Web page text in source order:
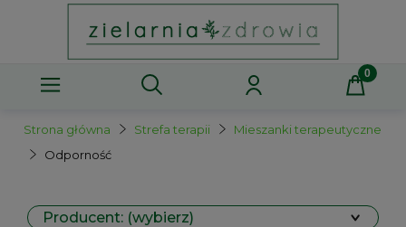
Strona główna Strefa terapii
Mieszanki terapeutyczne
Odporność
Producent: (wybierz)